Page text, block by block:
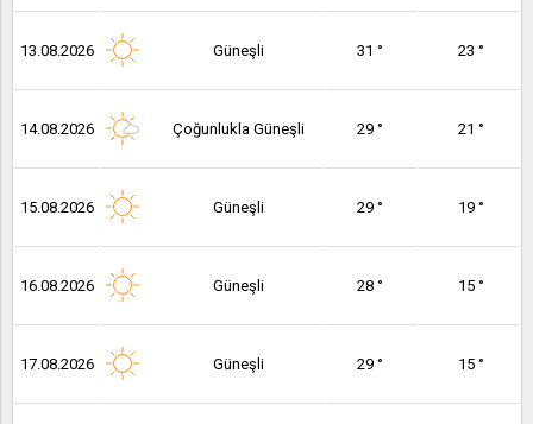
13.08.2026 Güneşli 31 ° 23 °
14.08.2026 Çoğunlukla Güneşli 29 ° 21 °
15.08.2026 Güneşli 29 ° 19 °
16.08.2026 Güneşli 28 ° 15 °
17.08.2026 Güneşli 29 ° 15 °